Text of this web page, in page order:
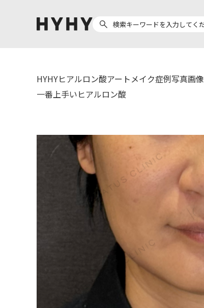
ヒアルロン酸注入
ボラックス
ボリューマ
ボリフト
ボルベラ
ボライト
レナトゥスヒアルロン酸
ダイヤモンドフィール/ピ
HYHYヒアルロン酸アートメイク症例写真画像
一番上手いヒアルロン酸